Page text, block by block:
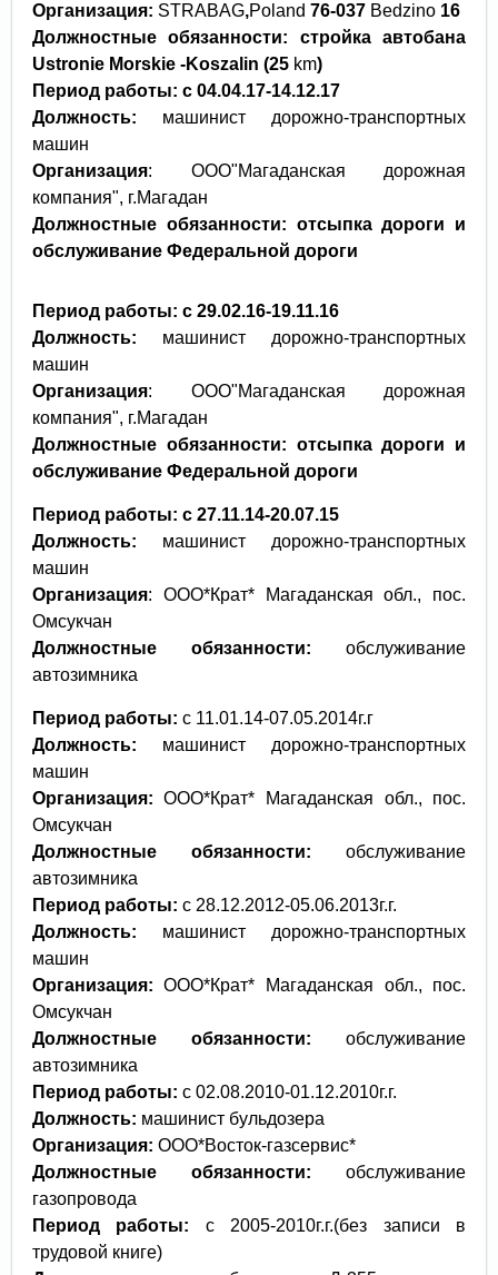
Организация: STRABAG,Poland 76-037 Bedzino16
Должностные обязанности: стройка автобана
Ustronie Morskie-Koszalin (25 km)
Период работы: с 04.04.17-14.12.17
Должность: машинист дорожно-транспортных
машин
Организация: ООО"Магаданская дорожная
компания", г.Магадан
Должностные обязанности: отсыпка дороги и
обслуживание Федеральной дороги
Период работы: с 29.02.16-19.11.16
Должность: машинист дорожно-транспортных
машин
Организация: ООО"Магаданская дорожная
компания", г.Магадан
Должностные обязанности: отсыпка дороги и
обслуживание Федеральной дороги
Период работы: с 27.11.14-20.07.15
Должность: машинист дорожно-транспортных
машин
Организация: ООО*Крат* Магаданская обл., пос.
Омсукчан
Должностные обязанности:обслуживание
автозимника
Период работы: с 11.01.14-07.05.2014г.г
Должность: машинист дорожно-транспортных
машин
Организация: ООО*Крат* Магаданская обл., пос.
Омсукчан
Должностные обязанности:обслуживание
автозимника
Период работы: с 28.12.2012-05.06.2013г.г.
Должность: машинист дорожно-транспортных
машин
Организация: ООО*Крат* Магаданская обл., пос.
Омсукчан
Должностные обязанности:обслуживание
автозимника
Период работы: с 02.08.2010-01.12.2010г.г.
Должность: машинист бульдозера
Организация: ООО*Восток-газсервис*
Должностные обязанности:обслуживание
газопровода
Период работы: с 2005-2010г.г.(без записи в
трудовой книге)